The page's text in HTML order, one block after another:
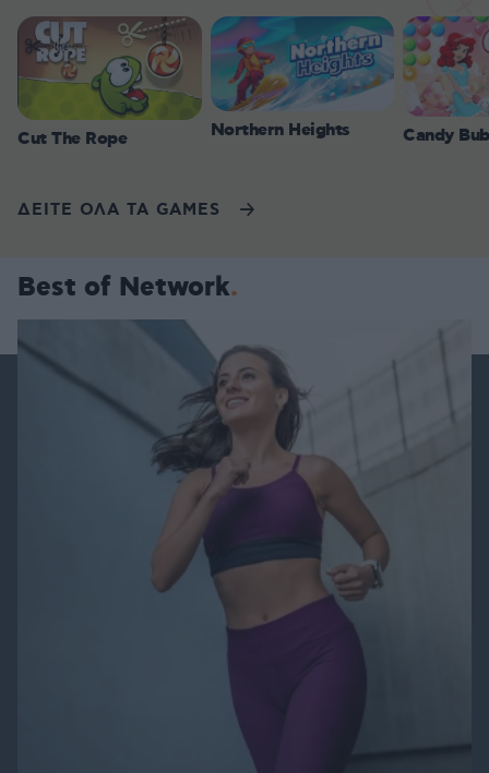
Cut The Rope Northern Heights Candy
ΔΕΙΤΕ ΟΛΑ ΤΑ GAMES
Best of Network